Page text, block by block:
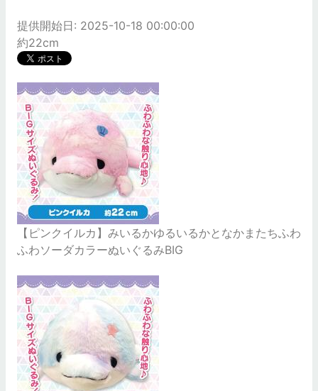
提供開始日: 2025-10-18 00:00:00
約22cm
【ピンクイルカ】みいるかゆるいるかとなかまたちふわ
ふわソーダカラーぬいぐるみBIG